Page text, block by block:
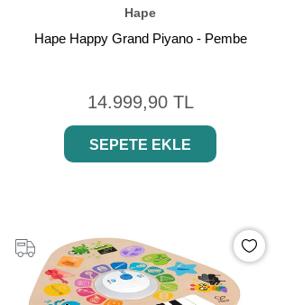
Hape
Hape Happy Grand Piyano - Pembe
14.999,90 TL
SEPETE EKLE